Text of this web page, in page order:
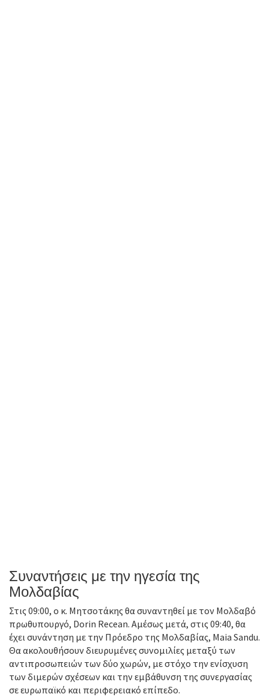
Συναντήσεις με την ηγεσία της
Μολδαβίας
Στις 09:00, ο κ. Μητσοτάκης θα συναντηθεί με τον Μολδαβό
πρωθυπουργό, Dorin Recean. Αμέσως μετά, στις 09:40, θα
έχει συνάντηση με την Πρόεδρο της Μολδαβίας, Maia Sandu.
Θα ακολουθήσουν διευρυμένες συνομιλίες μεταξύ των
αντιπροσωπειών των δύο χωρών, με στόχο την ενίσχυση
των διμερών σχέσεων και την εμβάθυνση της συνεργασίας
σε ευρωπαϊκό και περιφερειακό επίπεδο.